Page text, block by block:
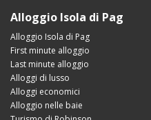
Alloggio Isola di Pag
Alloggio Isola di Pag
First minute alloggio
Last minute alloggio
Alloggi di lusso
Alloggi economici
Alloggio nelle baie